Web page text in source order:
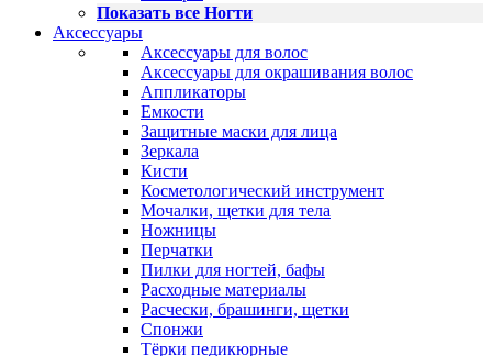
Показать все Ногти
Аксессуары
Аксессуары для волос
Аксессуары для окрашивания волос
Аппликаторы
Емкости
Защитные маски для лица
Зеркала
Кисти
Косметологический инструмент
Мочалки, щетки для тела
Ножницы
Перчатки
Пилки для ногтей, бафы
Расходные материалы
Расчески, брашинги, щетки
Спонжи
Тёрки педикюрные